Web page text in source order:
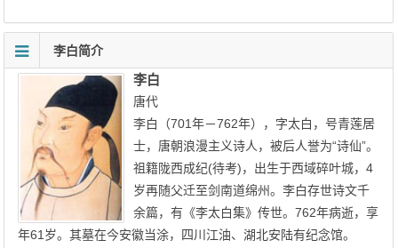
李白简介
李白
唐代
李白（701年－762年），字太白，号青莲居
士，唐朝浪漫主义诗人，被后人誉为“诗仙”。
祖籍陇西成纪(待考)，出生于西域碎叶城，4
岁再随父迁至剑南道绵州。李白存世诗文千
余篇，有《李太白集》传世。762年病逝，享
年61岁。其墓在今安徽当涂，四川江油、湖北安陆有纪念馆。